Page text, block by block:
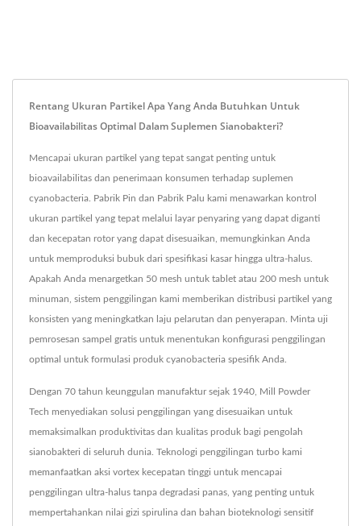
Rentang Ukuran Partikel Apa Yang Anda Butuhkan Untuk
Bioavailabilitas Optimal Dalam Suplemen Sianobakteri?
Mencapai ukuran partikel yang tepat sangat penting untuk
bioavailabilitas dan penerimaan konsumen terhadap suplemen
cyanobacteria. Pabrik Pin dan Pabrik Palu kami menawarkan kontrol
ukuran partikel yang tepat melalui layar penyaring yang dapat diganti
dan kecepatan rotor yang dapat disesuaikan, memungkinkan Anda
untuk memproduksi bubuk dari spesifikasi kasar hingga ultra-halus.
Apakah Anda menargetkan 50 mesh untuk tablet atau 200 mesh untuk
minuman, sistem penggilingan kami memberikan distribusi partikel yang
konsisten yang meningkatkan laju pelarutan dan penyerapan. Minta uji
pemrosesan sampel gratis untuk menentukan konfigurasi penggilingan
optimal untuk formulasi produk cyanobacteria spesifik Anda.
Dengan 70 tahun keunggulan manufaktur sejak 1940, Mill Powder
Tech menyediakan solusi penggilingan yang disesuaikan untuk
memaksimalkan produktivitas dan kualitas produk bagi pengolah
sianobakteri di seluruh dunia. Teknologi penggilingan turbo kami
memanfaatkan aksi vortex kecepatan tinggi untuk mencapai
penggilingan ultra-halus tanpa degradasi panas, yang penting untuk
mempertahankan nilai gizi spirulina dan bahan bioteknologi sensitif